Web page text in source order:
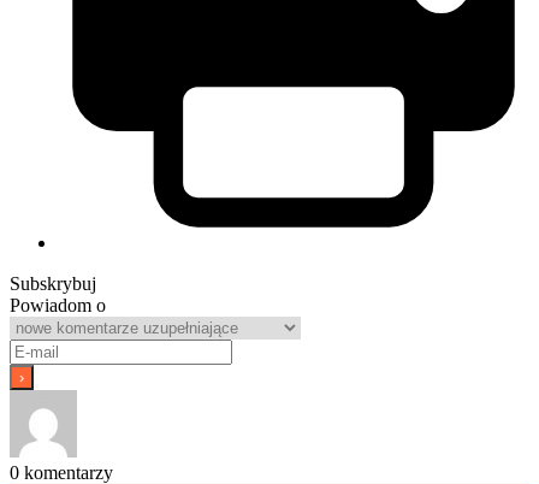
Subskrybuj
Powiadom o
0 komentarzy